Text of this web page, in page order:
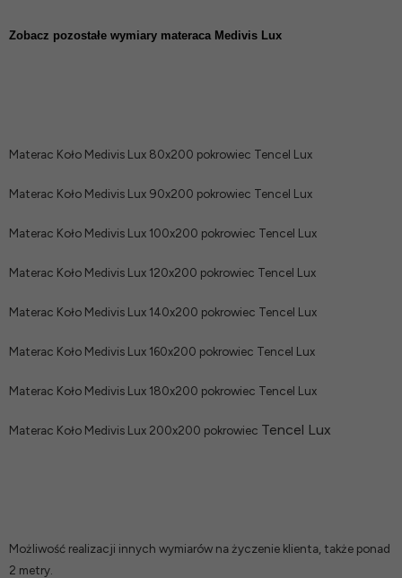
Zobacz pozostałe wymiary materaca Medivis Lux
Materac Koło Medivis Lux 80x200 pokrowiec Tencel Lux
Materac Koło Medivis Lux 90x200 pokrowiec Tencel Lux
Materac Koło Medivis Lux 100x200 pokrowiec Tencel Lux
Materac Koło Medivis Lux 120x200 pokrowiec Tencel Lux
Materac Koło Medivis Lux 140x200 pokrowiec Tencel Lux
Materac Koło Medivis Lux 160x200 pokrowiec Tencel Lux
Materac Koło Medivis Lux 180x200 pokrowiec Tencel Lux
Materac Koło Medivis Lux 200x200 pokrowiec Tencel Lux
Możliwość realizacji innych wymiarów na życzenie klienta, także ponad
2 metry.